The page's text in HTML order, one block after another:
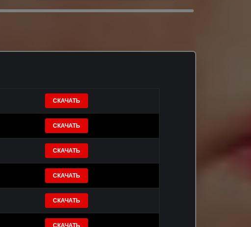
СКАЧАТЬ
СКАЧАТЬ
СКАЧАТЬ
СКАЧАТЬ
СКАЧАТЬ
СКАЧАТЬ